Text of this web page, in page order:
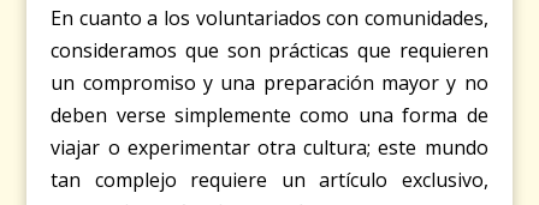
En cuanto a los voluntariados con comunidades,
consideramos que son prácticas que requieren
un compromiso y una preparación mayor y no
deben verse simplemente como una forma de
viajar o experimentar otra cultura; este mundo
tan complejo requiere un artículo exclusivo,